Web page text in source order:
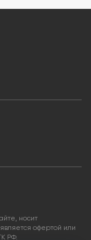
носит
офертой или
РФ.